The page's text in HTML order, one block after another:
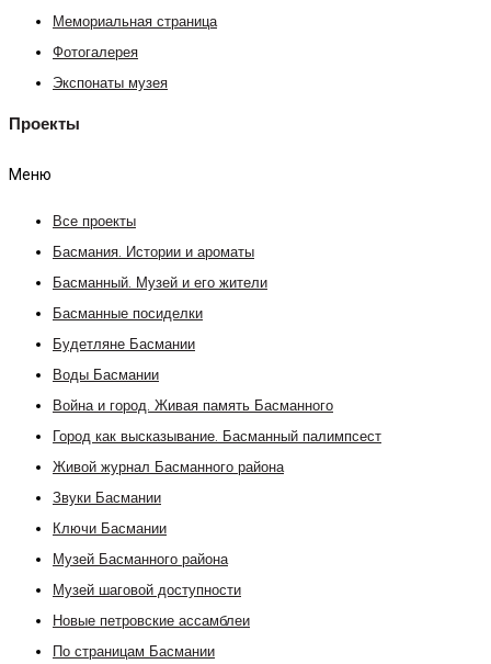
Мемориальная страница
Фотогалерея
Экспонаты музея
Проекты
Меню
Все проекты
Басмания. Истории и ароматы
Басманный. Музей и его жители
Басманные посиделки
Будетляне Басмании
Воды Басмании
Война и город. Живая память Басманного
Город как высказывание. Басманный палимпсест
Живой журнал Басманного района
Звуки Басмании
Ключи Басмании
Музей Басманного района
Музей шаговой доступности
Новые петровские ассамблеи
По страницам Басмании